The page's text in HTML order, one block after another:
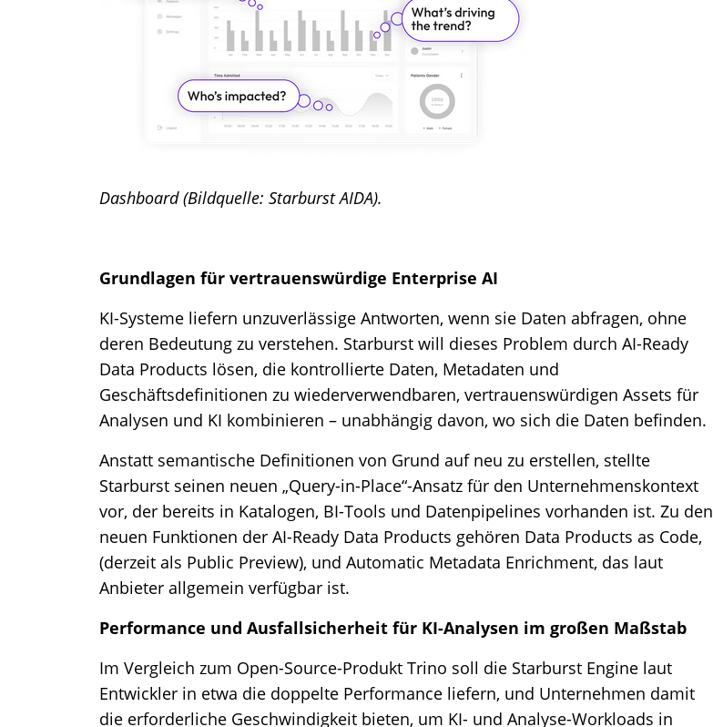
Dashboard (Bildquelle: Starburst AIDA).
Grundlagen für vertrauenswürdige Enterprise AI
KI-Systeme liefern unzuverlässige Antworten, wenn sie Daten abfragen, ohne
deren Bedeutung zu verstehen. Starburst will dieses Problem durch AI-Ready
Data Products lösen, die kontrollierte Daten, Metadaten und
Geschäftsdefinitionen zu wiederverwendbaren, vertrauenswürdigen Assets für
Analysen und KI kombinieren – unabhängig davon, wo sich die Daten befinden.
Anstatt semantische Definitionen von Grund auf neu zu erstellen, stellte
Starburst seinen neuen „Query-in-Place“-Ansatz für den Unternehmenskontext
vor, der bereits in Katalogen, BI-Tools und Datenpipelines vorhanden ist. Zu den
neuen Funktionen der AI-Ready Data Products gehören Data Products as Code,
(derzeit als Public Preview), und Automatic Metadata Enrichment, das laut
Anbieter allgemein verfügbar ist.
Performance und Ausfallsicherheit für KI-Analysen im großen Maßstab
Im Vergleich zum Open-Source-Produkt Trino soll die Starburst Engine laut
Entwickler in etwa die doppelte Performance liefern, und Unternehmen damit
die erforderliche Geschwindigkeit bieten, um KI- und Analyse-Workloads in